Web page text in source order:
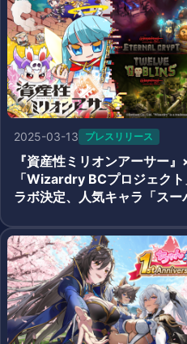
2025-03-13 プレスリリース
『資産性ミリオンアーサー』
「Wizardry BCプロジェクト
ラボ決定、人気キャラ「スー